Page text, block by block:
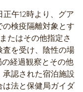
午12時より、グア
検疫隔離対象とす
たはその他指定さ
を受け、陰性の場
経過観察とその他
認された宿泊施設
法と保健局ガイダ